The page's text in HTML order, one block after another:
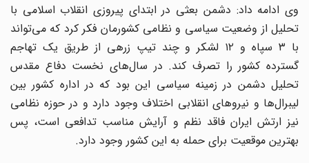
وی ادامه داد: دشمن بعثی در ابتدای پیروزی انقلاب اسلامی با
تحلیل از وضعیت سیاسی و نظامی کشورمان فکر کرد که می‌تواند
با ٣ سپاه و ١٢ لشکر و چند تیپ زرهی از طریق یک تهاجم
گسترده کشور را تصرف کند. در سال‌های نخست دفاع مقدس
تحلیل دشمن در زمینه سیاسی این بود که در اداره کشور بین
لیبرال‌ها و نیرو‌های انقلابی اختلاف وجود دارد و در حوزه نظامی
نیز ارتش ایران فاقد نظم و آرایش مناسب تدافعی است، پس
بهترین موقعیت برای حمله به این کشور وجود دارد.